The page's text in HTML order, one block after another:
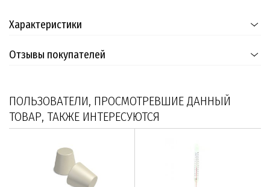
Характеристики
Отзывы покупателей
ПОЛЬЗОВАТЕЛИ, ПРОСМОТРЕВШИЕ ДАННЫЙ
ТОВАР, ТАКЖЕ ИНТЕРЕСУЮТСЯ